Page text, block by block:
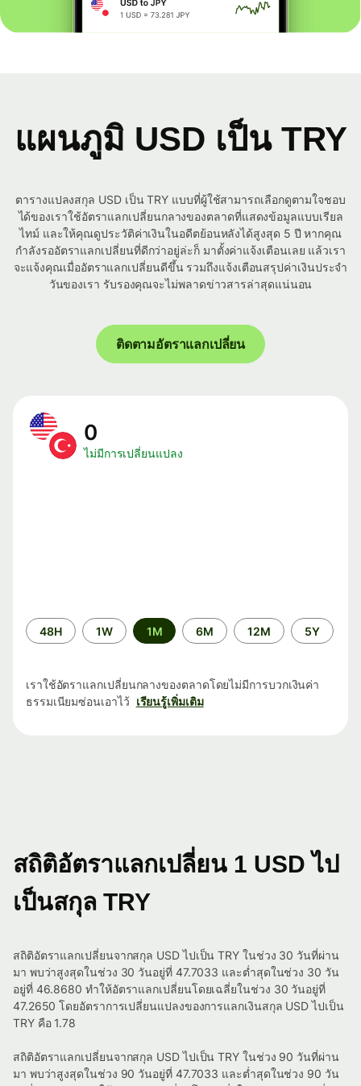
แผนภูมิ USD เป็น TRY
ตารางแปลงสกุล USD เป็น TRY แบบที่ผู้ใช้สามารถเลือกดูตามใจชอบ
ได้ของเราใช้อัตราแลกเปลี่ยนกลางของตลาดที่แสดงข้อมูลแบบเรียล
ไทม์ และให้คุณดูประวัติค่าเงินในอดีตย้อนหลังได้สูงสุด 5 ปี หากคุณ
กำลังรออัตราแลกเปลี่ยนที่ดีกว่าอยู่ล่ะก็ มาตั้งค่าแจ้งเตือนเลย แล้วเรา
จะแจ้งคุณเมื่ออัตราแลกเปลี่ยนดีขึ้น รวมถึงแจ้งเตือนสรุปค่าเงินประจำ
วันของเรา รับรองคุณจะไม่พลาดข่าวสารล่าสุดแน่นอน
ติดตามอัตราแลกเปลี่ยน
0
ไม่มีการเปลี่ยนแปลง
ระยะ
เวลา
48H 1W 1M 6M 12M 5Y
เราใช้อัตราแลกเปลี่ยนกลางของตลาดโดยไม่มีการบวกเงินค่า
ธรรมเนียมซ่อนเอาไว้ เรียนรู้เพิ่มเติม
สถิติอัตราแลกเปลี่ยน 1 USD ไป
เป็นสกุล TRY
สถิติอัตราแลกเปลี่ยนจากสกุล USD ไปเป็น TRY ในช่วง 30 วันที่ผ่าน
มา พบว่าสูงสุดในช่วง 30 วันอยู่ที่ 47.7033 และต่ำสุดในช่วง 30 วัน
อยู่ที่ 46.8680 ทำให้อัตราแลกเปลี่ยนโดยเฉลี่ยในช่วง 30 วันอยู่ที่
47.2650 โดยอัตราการเปลี่ยนแปลงของการแลกเงินสกุล USD ไปเป็น
TRY คือ 1.78
สถิติอัตราแลกเปลี่ยนจากสกุล USD ไปเป็น TRY ในช่วง 90 วันที่ผ่าน
มา พบว่าสูงสุดในช่วง 90 วันอยู่ที่ 47.7033 และต่ำสุดในช่วง 90 วัน